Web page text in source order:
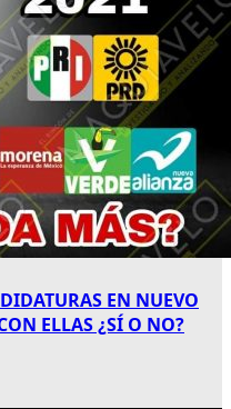
EN NUEVO
ELLAS ¿SÍ O NO?